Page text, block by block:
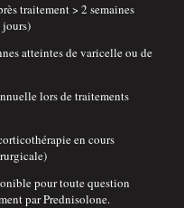
traitement > 2 semaines
atteintes de varicelle ou de
lors de traitements
en cours
pour toute question
par Prednisolone.